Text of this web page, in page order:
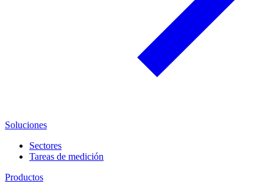
Soluciones
Sectores
Tareas de medición
Productos